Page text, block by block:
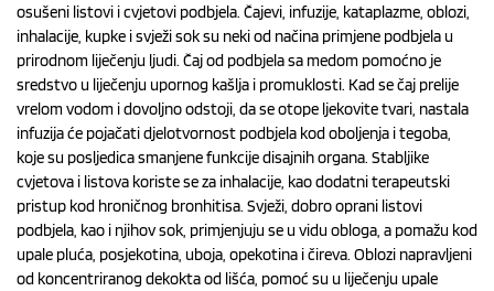
osušeni listovi i cvjetovi podbjela. Čajevi, infuzije, kataplazme, oblozi,
inhalacije, kupke i svježi sok su neki od načina primjene podbjela u
prirodnom liječenju ljudi. Čaj od podbjela sa medom pomoćno je
sredstvo u liječenju upornog kašlja i promuklosti. Kad se čaj prelije
vrelom vodom i dovoljno odstoji, da se otope ljekovite tvari, nastala
infuzija će pojačati djelotvornost podbjela kod oboljenja i tegoba,
koje su posljedica smanjene funkcije disajnih organa. Stabljike
cvjetova i listova koriste se za inhalacije, kao dodatni terapeutski
pristup kod hroničnog bronhitisa. Svježi, dobro oprani listovi
podbjela, kao i njihov sok, primjenjuju se u vidu obloga, a pomažu kod
upale pluća, posjekotina, uboja, opekotina i čireva. Oblozi napravljeni
od koncentriranog dekokta od lišća, pomoć su u liječenju upale